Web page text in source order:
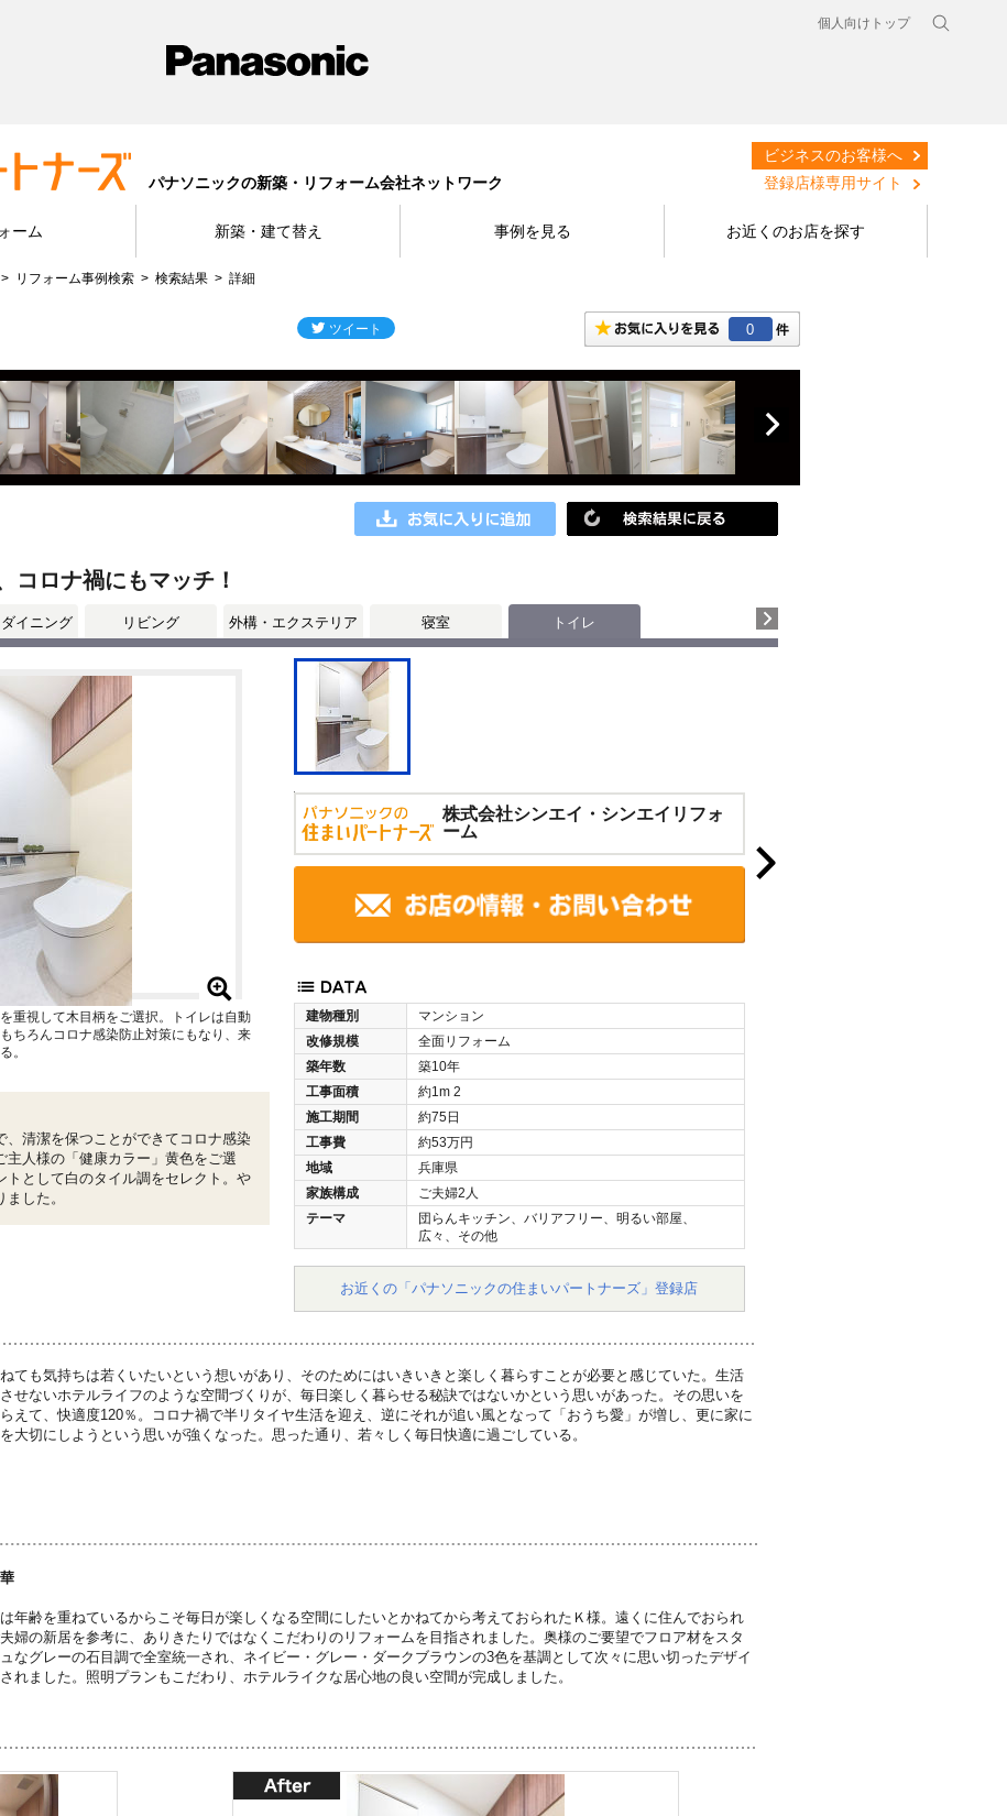
個人向けトップ
パナソニックの新築・リフォーム会社ネットワーク
ビジネスのお客様へ
登録店様専用サイト
ーム 新築・建て替え 事例を見る お近くのお店を探す
リフォーム事例検索 検索結果 詳細
0
コロナ禍にもマッチ！
イニング リビング 外構・エクステリア 寝室 トイレ
株式会社シンエイ・シンエイリフォ
ーム
建物種別
マンション
改修規模
全面リフォーム
築年数
築10年
工事面積
約1m 2
施工期間
約75日
工事費
約53万円
地域
兵庫県
家族構成
ご夫婦2人
テーマ
団らんキッチン、バリアフリー、明るい部屋、
広々、その他
お近くの「パナソニックの住まいパートナーズ」登録店
重視して木目柄をご選択。トイレは自動
ちろんコロナ感染防止対策にもなり、来
。
、清潔を保つことができてコロナ感染
人様の「健康カラー」黄色をご選
トとして白のタイル調をセレクト。や
した。
ても気持ちは若くいたいという想いがあり、そのためにはいきいきと楽しく暮らすことが必要と感じていた。生活
せないホテルライフのような空間づくりが、毎日楽しく暮らせる秘訣ではないかという思いがあった。その思いを
えて、快適度120％。コロナ禍で半リタイヤ生活を迎え、逆にそれが追い風となって「おうち愛」が増し、更に家に
大切にしようという思いが強くなった。思った通り、若々しく毎日快適に過ごしている。
年齢を重ねているからこそ毎日が楽しくなる空間にしたいとかねてから考えておられたＫ様。遠くに住んでおられ
婦の新居を参考に、ありきたりではなくこだわりのリフォームを目指されました。奥様のご要望でフロア材をスタ
なグレーの石目調で全室統一され、ネイビー・グレー・ダークブラウンの3色を基調として次々に思い切ったデザイ
れました。照明プランもこだわり、ホテルライクな居心地の良い空間が完成しました。